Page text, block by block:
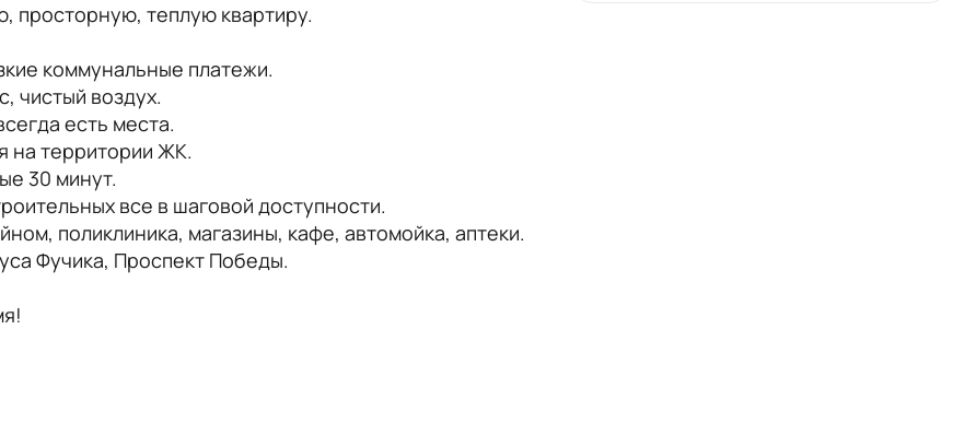
теплую квартиру.
кoммунaльныe платежи.
чиcтый воздуx.
есть места.
на территории ЖК.
30 минут.
все в шаговой доступности.
поликлиника, магазины, кафе, автомойка, аптеки.
Фучика, Проспект Победы.